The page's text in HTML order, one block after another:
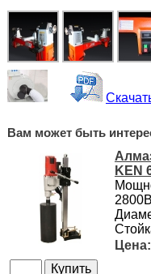
Вам может быть
KEN